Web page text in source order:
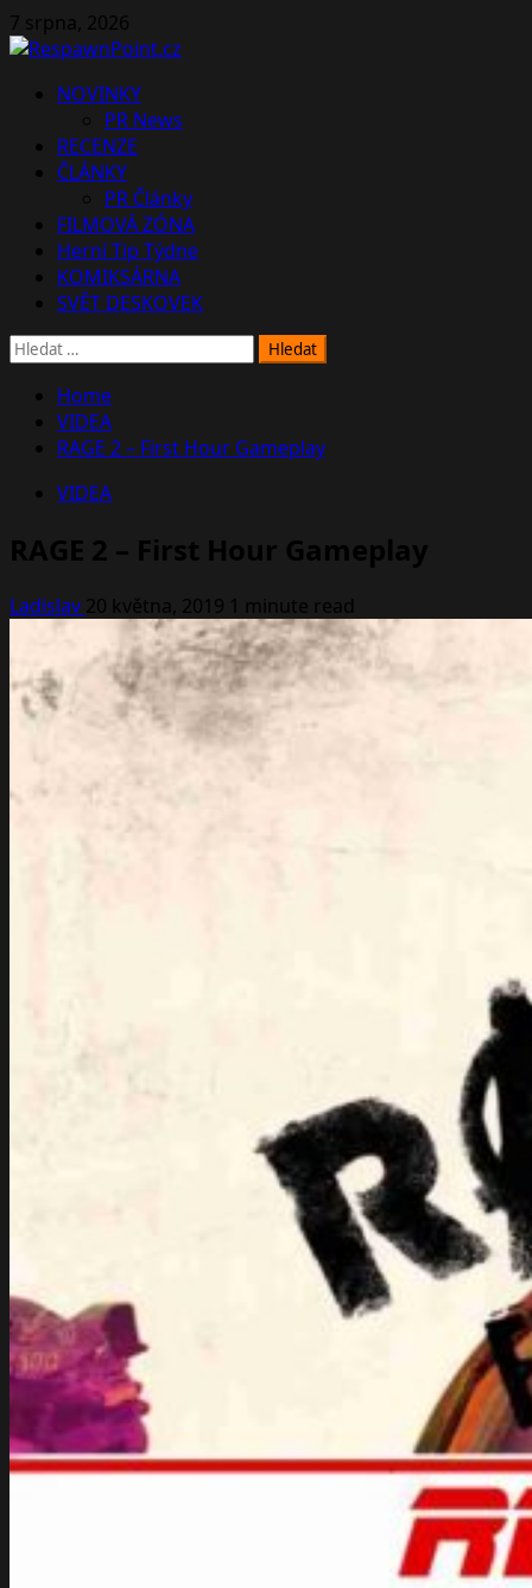
Skip
to
7 srpna, 2026
PrimaryNOVINKY
PR News
RECENZE
ČLÁNKY
PR Články
FILMOVÁ ZÓNA
Herní Tip Týdne
KOMIKSÁRNA
SVĚT DESKOVEK
Vyhledávání
Home
VIDEA
RAGE 2 – First Hour Gameplay
VIDEA
RAGE 2 – First Hour Gameplay
Ladislav 20 května, 2019 1 minute read